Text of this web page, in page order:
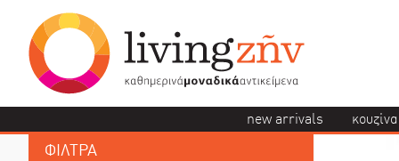
new arrivals κουζίνα
ΦΙΛΤΡΑ